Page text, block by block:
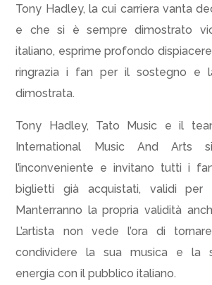
Tony Hadley, la cui carriera vanta
e che si è sempre dimostrato
italiano, esprime profondo
ringrazia i fan per il sostegno e
dimostrata.
Tony Hadley, Tato Music e il
International Music And Arts
l’inconveniente e invitano tutti i
biglietti già acquistati, validi
Manterranno la propria validità
L’artista non vede l’ora di
condividere la sua musica e la
energia con il pubblico italiano.